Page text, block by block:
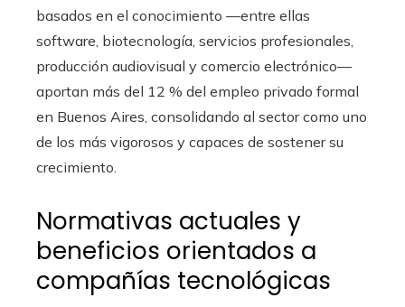
basados en el conocimiento —entre ellas
software, biotecnología, servicios profesionales,
producción audiovisual y comercio electrónico—
aportan más del 12 % del empleo privado formal
en Buenos Aires, consolidando al sector como uno
de los más vigorosos y capaces de sostener su
crecimiento.
Normativas actuales y
beneficios orientados a
compañías tecnológicas